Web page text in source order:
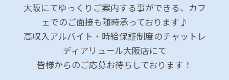
大阪にてゆっくりご案内する事ができる、カフ
ェでのご面接も随時承っております♪
高収入アルバイト・時給保証制度のチャットレ
ディアリュール大阪店にて
皆様からのご応募お待ちしております！